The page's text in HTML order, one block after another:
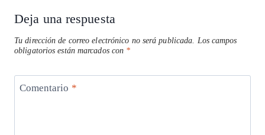
Deja una respuesta
Tu dirección de correo electrónico no será publicada. Los campos
obligatorios están marcados con *
Comentario *